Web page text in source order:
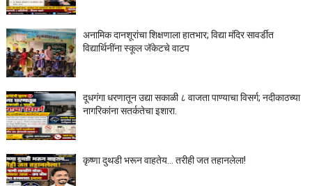
अनामिक दानशूरांचा शिक्षणाला हातभार; विद्या मंदिर सावर्डीत
विद्यार्थिनींना स्कूल जॅकेटचे वाटप
दूधगंगा धरणातून उद्या सकाळी ८ वाजता पाण्याचा विसर्ग; नदीकाठच्या
नागरिकांना सतर्कतेचा इशारा.
कृष्णा दुथडी भरून वाहतेय... तरीही जत तहानलेला!